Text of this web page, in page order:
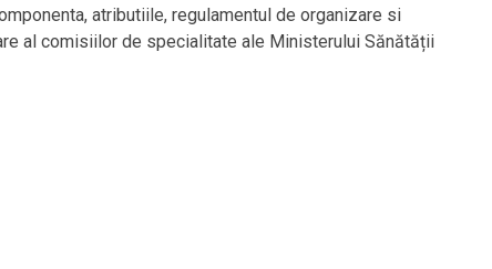
atributiile, regulamentul de organizare si
al comisiilor de specialitate ale Ministerului Sănătății